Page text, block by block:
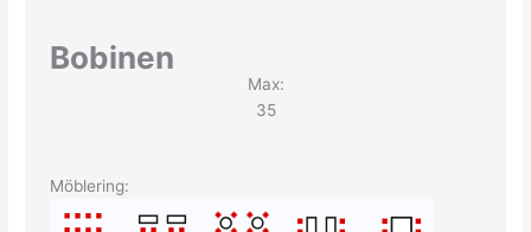
Bobinen
Max:
35
Möblering: